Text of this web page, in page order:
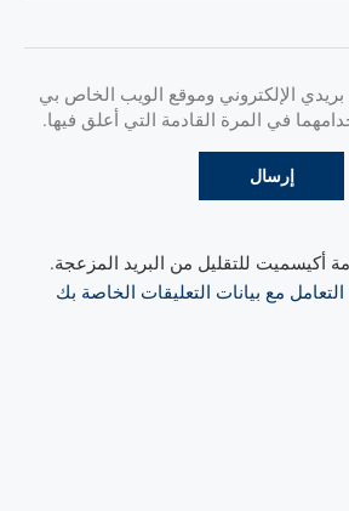
الإلكتروني وموقع الويب الخاص بي
في المرة القادمة التي أعلق فيها.
أكيسميت للتقليل من البريد المزعجة.
مع بيانات التعليقات الخاصة بك